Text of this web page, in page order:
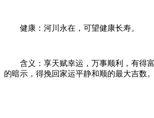
健康：河川永在，可望健康长寿。
含义：享天赋幸运，万事顺利，有得富
的暗示，得挽回家运平静和顺的最大吉数。